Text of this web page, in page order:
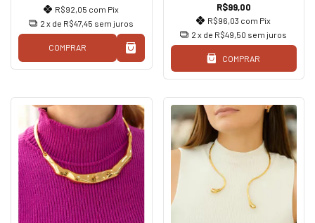
R$92,05 com Pix
2 x de R$47,45 sem juros
COMPRAR
R$99,00
R$96,03 com Pix
2 x de R$49,50 sem juros
COMPRAR